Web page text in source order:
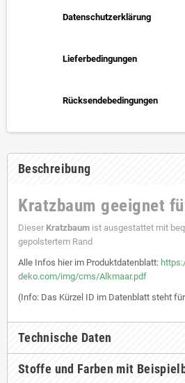
Datenschutzerklärung
Lieferbedingungen
Rücksendebedingungen
Beschreibung
Kratzbaum geeignet
Dieser Kratzbaum ist ausgestattet mit
gepolstertem Rand
Alle Infos hier im Produktdatenblatt:
deko.com/img/cms/Alkmaar.pdf
(Info: Das Kürzel ID im Datenblatt steht
Technische Daten
Stoffe und Farben mit